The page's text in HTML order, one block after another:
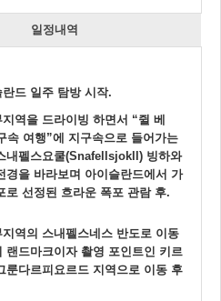
일정내역
드 일주 탐방 시작.
역을 드라이빙 하면서 “쥘 베
속 여행”에 지구속으로 들어가는
내펠스요쿨(Snafellsjokll) 빙하와
경을 바라보며 아이슬란드에서 가
로 선정된 흐라운 폭포 관람 후.
역의 스내펠스네스 반도로 이동
랜드마크이자 촬영 포인트인 키르
룬다르피요르드 지역으로 이동 후